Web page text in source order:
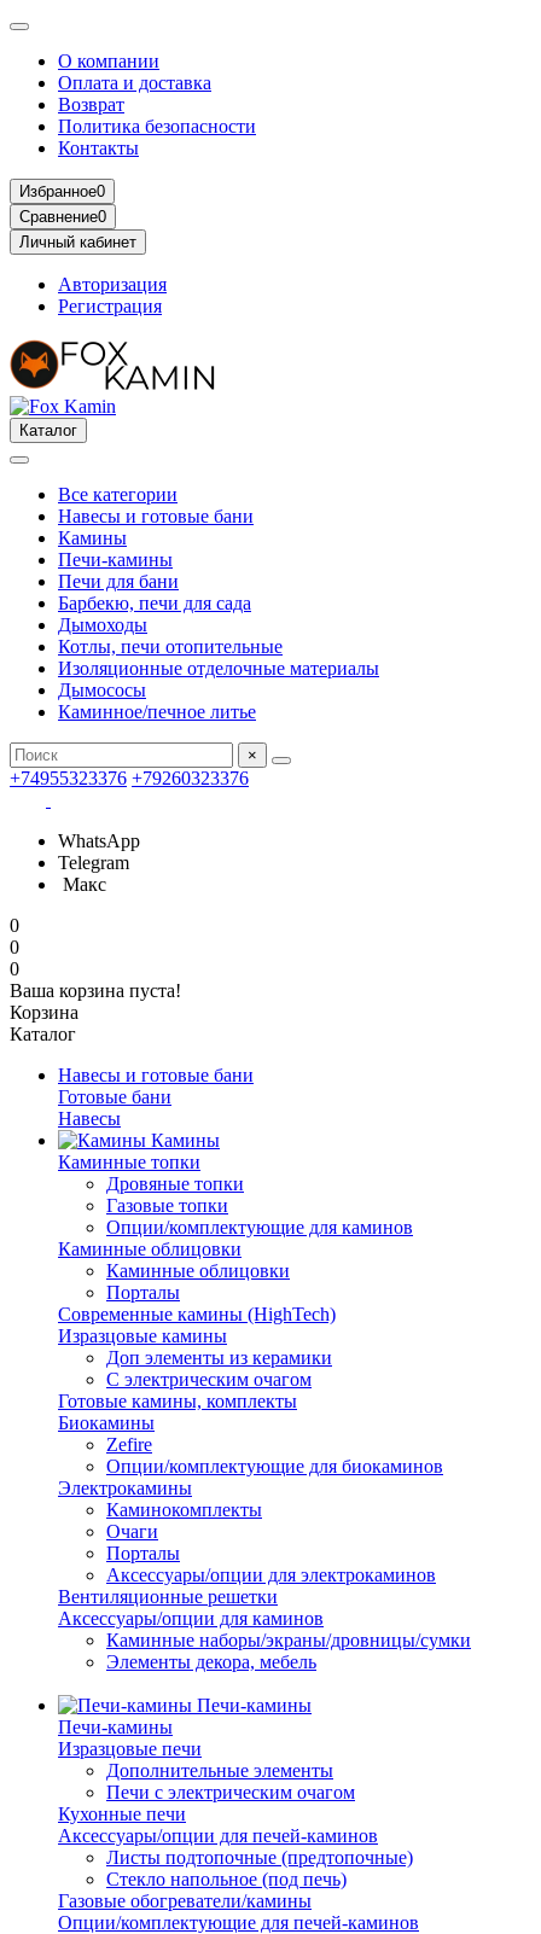
О компании
Оплата и доставка
Возврат
Политика безопасности
Контакты
Избранное0
Сравнение0
Личный кабинет
Авторизация
Регистрация
Каталог
Все категории
Навесы и готовые бани
Камины
Печи-камины
Печи для бани
Барбекю, печи для сада
Дымоходы
Котлы, печи отопительные
Изоляционные отделочные материалы
Дымососы
Каминное/печное литье
×
+74955323376 +79260323376
WhatsApp
Telegram
Макс
0
0
0
Ваша корзина пуста!
Корзина
Каталог
Навесы и готовые бани
Готовые бани
Навесы
Камины
Каминные топки
Дровяные топки
Газовые топки
Опции/комплектующие для каминов
Каминные облицовки
Каминные облицовки
Порталы
Современные камины (HighTech)
Изразцовые камины
Доп элементы из керамики
С электрическим очагом
Готовые камины, комплекты
Биокамины
Zefire
Опции/комплектующие для биокаминов
Электрокамины
Каминокомплекты
Очаги
Порталы
Аксессуары/опции для электрокаминов
Вентиляционные решетки
Аксессуары/опции для каминов
Каминные наборы/экраны/дровницы/сумки
Элементы декора, мебель
Печи-камины
Печи-камины
Изразцовые печи
Дополнительные элементы
Печи с электрическим очагом
Кухонные печи
Аксессуары/опции для печей-каминов
Листы подтопочные (предтопочные)
Стекло напольное (под печь)
Газовые обогреватели/камины
Опции/комплектующие для печей-каминов